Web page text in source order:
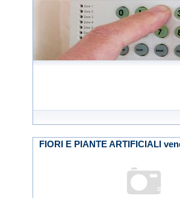
FIORI E PIANTE ARTIFICIALI